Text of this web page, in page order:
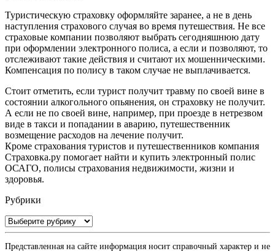
Туристическую страховку оформляйте заранее, а не в день
наступления страхового случая во время путешествия. Не все
страховые компании позволяют выбрать сегодняшнюю дату
при оформлении электронного полиса, а если и позволяют, то
отслеживают такие действия и считают их мошенническими.
Компенсация по полису в таком случае не выплачивается.
Стоит отметить, если турист получит травму по своей вине в
состоянии алкогольного опьянения, он страховку не получит.
А если не по своей вине, например, при проезде в нетрезвом
виде в такси и попадании в аварию, путешественник
возмещение расходов на лечение получит.
Кроме страхования туристов и путешественников компания
Страховка.ру помогает найти и купить электронный полис
ОСАГО, полисы страхования недвижимости, жизни и
здоровья.
Рубрики
Рубрики
Представленная на сайте информация носит справочный характер и не